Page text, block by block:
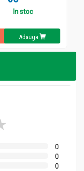
In stoc
Adauga
0
0
0